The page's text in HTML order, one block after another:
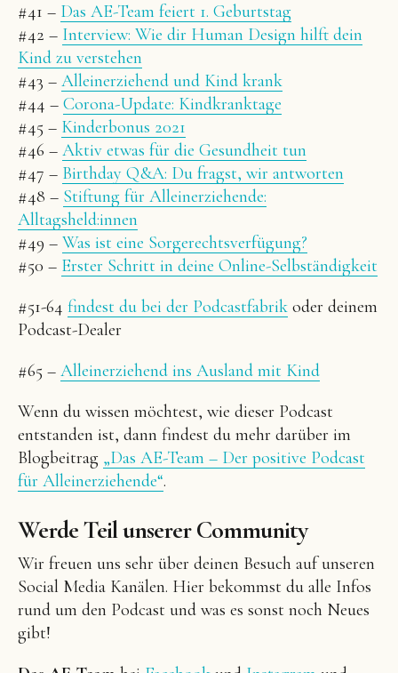
#41 – Das AE-Team feiert 1. Geburtstag
#42 – Interview: Wie dir Human Design hilft dein
Kind zu verstehen
#43 – Alleinerziehend und Kind krank
#44 – Corona-Update: Kindkranktage
#45 – Kinderbonus 2021
#46 – Aktiv etwas für die Gesundheit tun
#47 – Birthday Q&A: Du fragst, wir antworten
#48 – Stiftung für Alleinerziehende:
Alltagsheld:innen
#49 – Was ist eine Sorgerechtsverfügung?
#50 – Erster Schritt in deine Online-Selbständigkeit
#51-64 findest du bei der Podcastfabrik oder deinem
Podcast-Dealer
#65 – Alleinerziehend ins Ausland mit Kind
Wenn du wissen möchtest, wie dieser Podcast
entstanden ist, dann findest du mehr darüber im
Blogbeitrag „Das AE-Team – Der positive Podcast
für Alleinerziehende“.
Werde Teil unserer Community
Wir freuen uns sehr über deinen Besuch auf unseren
Social Media Kanälen. Hier bekommst du alle Infos
rund um den Podcast und was es sonst noch Neues
gibt!